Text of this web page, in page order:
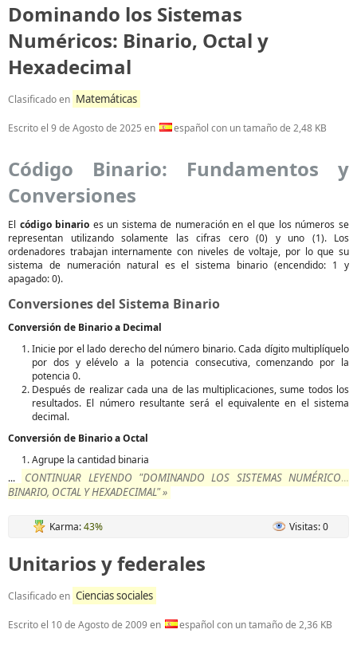
Dominando los Sistemas
Numéricos: Binario, Octal y
Hexadecimal
Clasificado en Matemáticas
Escrito el 9 de Agosto de 2025 en español con un tamaño de 2,48 KB
Código Binario: Fundamentos y
Conversiones
El código binario es un sistema de numeración en el que los números se
representan utilizando solamente las cifras cero (0) y uno (1). Los
ordenadores trabajan internamente con niveles de voltaje, por lo que su
sistema de numeración natural es el sistema binario (encendido: 1 y
apagado: 0).
Conversiones del Sistema Binario
Conversión de Binario a Decimal
Inicie por el lado derecho del número binario. Cada dígito multiplíquelo
por dos y elévelo a la potencia consecutiva, comenzando por la
potencia 0.
Después de realizar cada una de las multiplicaciones, sume todos los
resultados. El número resultante será el equivalente en el sistema
decimal.
Conversión de Binario a Octal
Agrupe la cantidad binaria
...
CONTINUAR LEYENDO "DOMINANDO LOS SISTEMAS NUMÉRICOS:
BINARIO, OCTAL Y HEXADECIMAL" »
Karma:43% Visitas: 0
Unitarios y federales
Clasificado en Ciencias sociales
Escrito el 10 de Agosto de 2009en español con un tamaño de 2,36 KB